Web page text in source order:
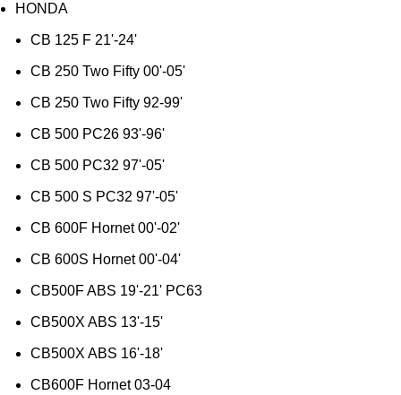
HONDA
CB 125 F 21'-24'
CB 250 Two Fifty 00'-05'
CB 250 Two Fifty 92-99'
CB 500 PC26 93'-96'
CB 500 PC32 97'-05'
CB 500 S PC32 97'-05'
CB 600F Hornet 00'-02'
CB 600S Hornet 00'-04'
CB500F ABS 19'-21' PC63
CB500X ABS 13'-15'
CB500X ABS 16'-18'
CB600F Hornet 03-04